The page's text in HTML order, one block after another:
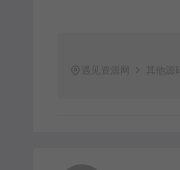
遇见资源网 其他源码